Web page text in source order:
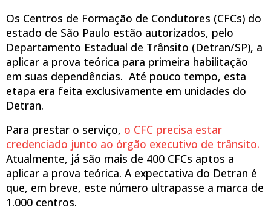
Os Centros de Formação de Condutores (CFCs) do
estado de São Paulo estão autorizados, pelo
Departamento Estadual de Trânsito (Detran/SP), a
aplicar a prova teórica para primeira habilitação
em suas dependências. Até pouco tempo, esta
etapa era feita exclusivamente em unidades do
Detran.
Para prestar o serviço, o CFC precisa estar
credenciado junto ao órgão executivo de trânsito.
Atualmente, já são mais de 400 CFCs aptos a
aplicar a prova teórica. A expectativa do Detran é
que, em breve, este número ultrapasse a marca de
1.000 centros.